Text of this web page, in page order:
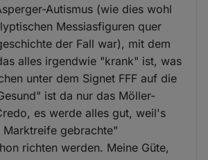
Autismus (wie dies wohl
Messiasfiguren quer
der Fall war), mit dem
alles irgendwie "krank" ist, was
unter dem Signet FFF auf die
ist da nur das Möller-
es werde alles gut, weil's
gebrachte"
richten werden. Meine Güte,